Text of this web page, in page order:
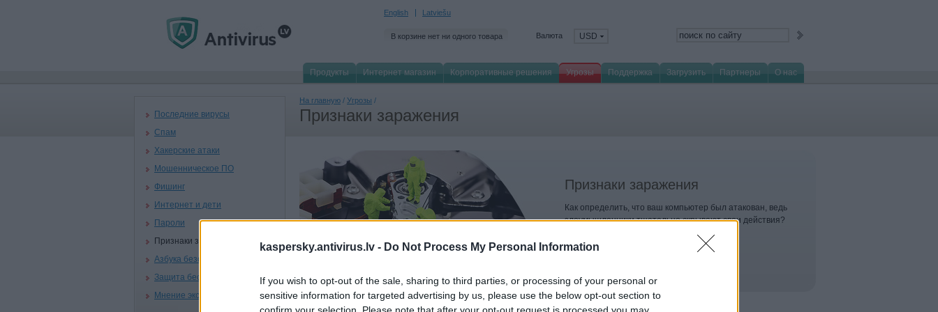
kaspersky.antivirus.lv - Do Not Process My Personal Information
If you wish to opt-out of the sale, sharing to third parties, or processing of your personal or
sensitive information for targeted advertising by us, please use the below opt-out section to
confirm your selection. Please note that after your opt-out request is processed you may
English Latviešu
В корзине нет ни одного товара Валюта USD
Продукты Интернет магазин Корпоративные решения Угрозы Поддержка Загрузить Партнеры О нас
Последние вирусы
Спам
Хакерские атаки
Мошенническое ПО
Фишинг
Интернет и дети
Пароли
Признаки заражения
Азбука безопасности
Защита беспроводных сетей
Мнение эксперта
На главную / Угрозы /
Признаки заражения
Признаки заражения
Как определить, что ваш компьютер был атакован, ведь
злоумышленники тщательно скрывают свои действия?